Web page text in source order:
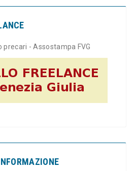
precari - Assostampa FVG